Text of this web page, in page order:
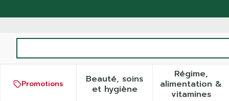
Promotions
Beauté, soins
et hygièneAfficher le sous-menu
Régime,
alimentation &
vitamines
Afficher